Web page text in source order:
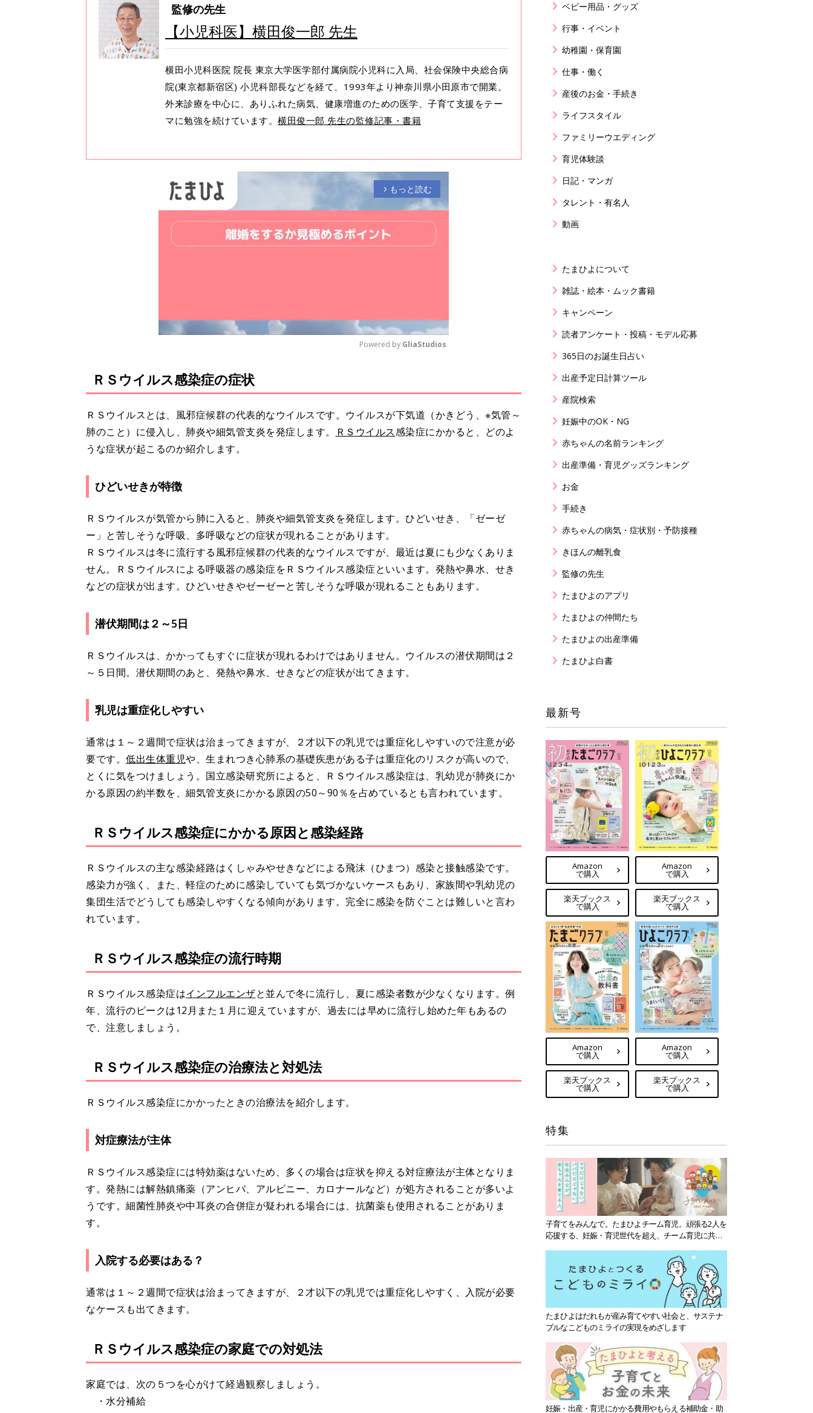
監修の先生
【小児科医】横田俊一郎 先生
横田小児科医院 院長 東京大学医学部付属病院小児科に入局、社会保険中央総合病
院(東京都新宿区) 小児科部長などを経て、1993年より神奈川県小田原市で開業。
外来診療を中心に、ありふれた病気、健康増進のための医学、子育て支援をテー
マに勉強を続けています。 横田俊一郎 先生の監修記事・書籍
arrow_forward_ios もっと読む
u
t
e
Powered by GliaStudios
ＲＳウイルス感染症の症状
ＲＳウイルスとは、風邪症候群の代表的なウイルスです。ウイルスが下気道（かきどう、※気管～
肺のこと）に侵入し、肺炎や細気管支炎を発症します。
ＲＳウイルス感染症にかかると、どのよ
うな症状が起こるのか紹介します。
ひどいせきが特徴
ＲＳウイルスが気管から肺に入ると、肺炎や細気管支炎を発症します。ひどいせき、「ゼーゼ
ー」と苦しそうな呼吸、多呼吸などの症状が現れることがあります。
ＲＳウイルスは冬に流行する風邪症候群の代表的なウイルスですが、最近は夏にも少なくありま
せん。ＲＳウイルスによる呼吸器の感染症をＲＳウイルス感染症といいます。発熱や鼻水、せき
などの症状が出ます。ひどいせきやゼーゼーと苦しそうな呼吸が現れることもあります。
潜伏期間は２～5日
ＲＳウイルスは、かかってもすぐに症状が現れるわけではありません。ウイルスの潜伏期間は２
～５日間。潜伏期間のあと、発熱や鼻水、せきなどの症状が出てきます。
乳児は重症化しやすい
通常は１～２週間で症状は治まってきますが、２才以下の乳児では重症化しやすいので注意が必
要です。 低出生体重児や、生まれつき心肺系の基礎疾患がある子は重症化のリスクが高いので、
とくに気をつけましょう。国立感染研究所によると、ＲＳウイルス感染症は、乳幼児が肺炎にか
かる原因の約半数を、細気管支炎にかかる原因の50～90％を占めているとも言われています。
ＲＳウイルス感染症にかかる原因と感染経路
ＲＳウイルスの主な感染経路はくしゃみやせきなどによる飛沫（ひまつ）感染と接触感染です。
感染力が強く、また、軽症のために感染していても気づかないケースもあり、家族間や乳幼児の
集団生活でどうしても感染しやすくなる傾向があります。完全に感染を防ぐことは難しいと言わ
れています。
ＲＳウイルス感染症の流行時期
ＲＳウイルス感染症はインフルエンザと並んで冬に流行し、夏に感染者数が少なくなります。例
年、流行のピークは12月また１月に迎えていますが、過去には早めに流行し始めた年もあるの
で、注意しましょう。
ＲＳウイルス感染症の治療法と対処法
ＲＳウイルス感染症にかかったときの治療法を紹介します。
対症療法が主体
ＲＳウイルス感染症には特効薬はないため、多くの場合は症状を抑える対症療法が主体となりま
す。発熱には解熱鎮痛薬（アンヒバ、アルピニー、カロナールなど）が処方されることが多いよ
うです。細菌性肺炎や中耳炎の合併症が疑われる場合には、抗菌薬も使用されることがありま
す。
入院する必要はある？
通常は１～２週間で症状は治まってきますが、２才以下の乳児では重症化しやすく、入院が必要
なケースも出てきます。
ＲＳウイルス感染症の家庭での対処法
家庭では、次の５つを心がけて経過観察しましょう。
・水分補給
ベビー用品・グッズ
行事・イベント
幼稚園・保育園
仕事・働く
産後のお金・手続き
ライフスタイル
ファミリーウエディング
育児体験談
日記・マンガ
タレント・有名人
動画
たまひよについて
雑誌・絵本・ムック書籍
キャンペーン
読者アンケート・投稿・モデル応募
365日のお誕生日占い
出産予定日計算ツール
産院検索
妊娠中のOK・NG
赤ちゃんの名前ランキング
出産準備・育児グッズランキング
お金
手続き
赤ちゃんの病気・症状別・予防接種
きほんの離乳食
監修の先生
たまひよのアプリ
たまひよの仲間たち
たまひよの出産準備
たまひよ白書
最新号
Amazon
で購入
楽天ブックス
で購入
Amazon
で購入
楽天ブックス
で購入
Amazon
で購入
楽天ブックス
で購入
Amazon
で購入
楽天ブックス
で購入
特集
子育てをみんなで。たまひよチーム育児。頑張る2人を
応援する、妊娠・育児世代を超え、チーム育児に共感
たまひよはだれもが産み育てやすい社会と、サステナ
ブルなこどものミライの実現をめざします
妊娠・出産・育児にかかる費用やもらえる補助金・助